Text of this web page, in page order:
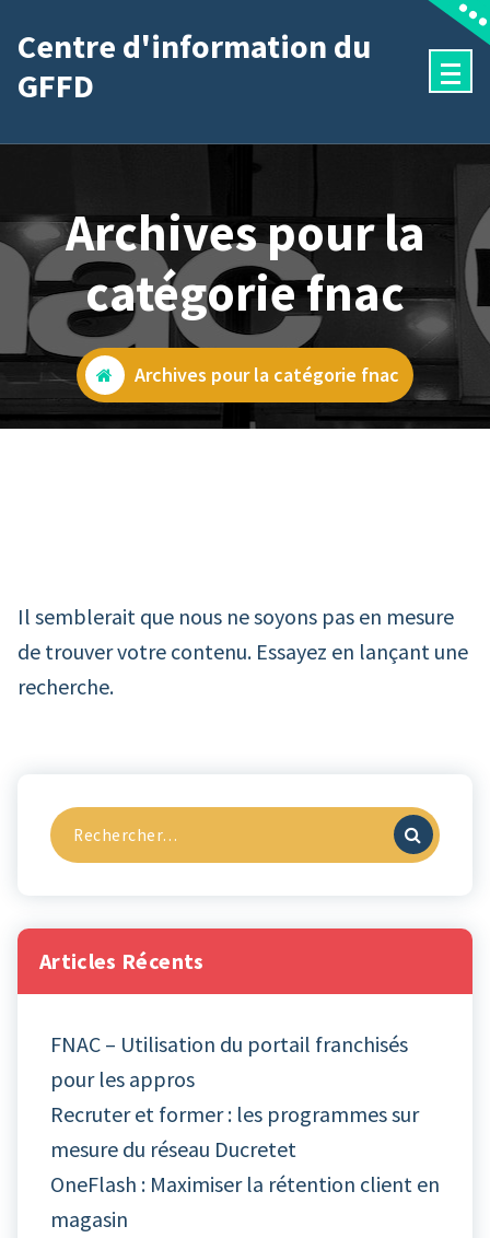
au
contenu
Centre d'information du
GFFD
Archives pour la
catégorie fnac
Archives pour la catégorie fnac
Il semblerait que nous ne soyons pas en mesure
de trouver votre contenu. Essayez en lançant une
recherche.
Recherche
pour :
Articles Récents
FNAC – Utilisation du portail franchisés
pour les appros
Recruter et former : les programmes sur
mesure du réseau Ducretet
OneFlash : Maximiser la rétention client en
magasin